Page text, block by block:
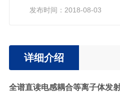
发布时间：2018-08-03
详细介绍
全谱直读电感耦合等离子体发